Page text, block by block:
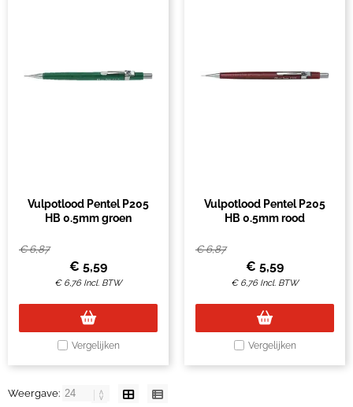
Vulpotlood Pentel P205
HB 0.5mm groen
€6,87
€ 5,59
€ 6,76 Incl. BTW
Vergelijken
Vulpotlood Pentel P205
HB 0.5mm rood
€6,87
€ 5,59
€ 6,76 Incl. BTW
Vergelijken
Weergave: